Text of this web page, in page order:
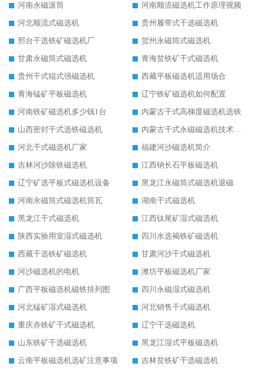
河南永磁滚筒
河南顺流磁选机工作原理视频
河北顺流式磁选机
贵州履带式干选磁选机
邢台干选铁矿磁选机厂
贺州永磁筒式磁选机
甘肃永磁筒式磁选机
青海贫铁矿干式磁选机
贵州干式辊式强磁选机
西藏平板磁选机适用场合
青海锰矿平板磁选机
辽宁铁矿磁选机如何配置
河南铁矿磁选机多少钱1台
内蒙古干式高梯度磁选机选铁
山西密封干式选铁磁选机
内蒙古干式永磁磁选机技术要求
河北干式磁选机厂家
福建河沙磁选机简介
吉林河沙除铁磁选机
江西钠长石平板磁选机
辽宁矿选平板式磁选机设备
黑龙江永磁筒式磁选机退磁
河南永磁筒式磁选机筒瓦
湖南干式磁选机
黑龙江干式磁选机
江西钛尾矿湿式磁选机
陕西实验用室湿式磁选机
四川水选褐铁矿磁选机
西藏干选铁矿磁选机
甘肃河沙干式磁选机
河沙磁选机的电机
潍坊平板磁选机厂家
广西平板磁选机磁铁排列图
四川永磁湿式磁选机
河北锰矿湿式磁选机
河北销售干式磁选机
重庆赤铁矿干式磁选机
辽宁干选磁选机
山东铁矿干选磁选机
黑龙江湿式平板磁选机
云南平板磁选机选矿注意事项
吉林贫铁矿干选磁选机